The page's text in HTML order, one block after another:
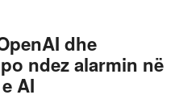
dhe
ndez alarmin në
AI